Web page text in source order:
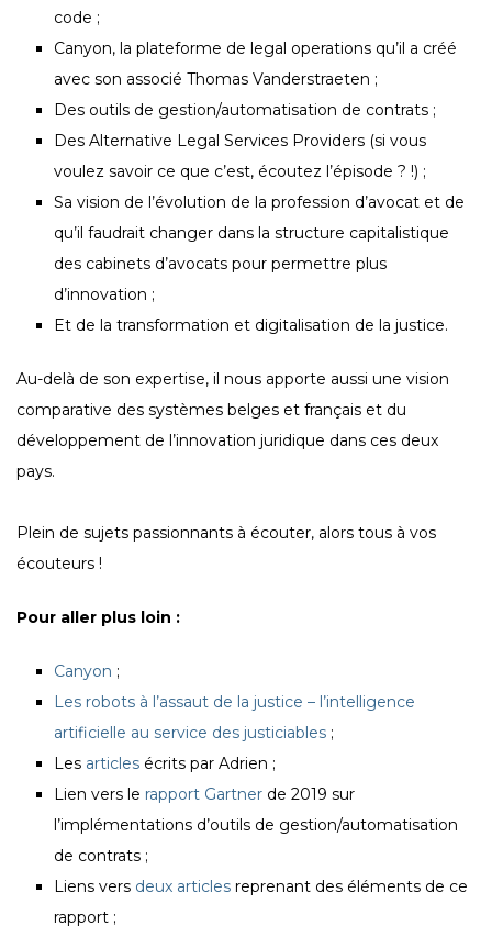
code ;
Canyon, la plateforme de legal operations qu’il a créé
avec son associé Thomas Vanderstraeten ;
Des outils de gestion/automatisation de contrats ;
Des Alternative Legal Services Providers (si vous
voulez savoir ce que c’est, écoutez l’épisode ? !) ;
Sa vision de l’évolution de la profession d’avocat et de
qu’il faudrait changer dans la structure capitalistique
des cabinets d’avocats pour permettre plus
d’innovation ;
Et de la transformation et digitalisation de la justice.
Au-delà de son expertise, il nous apporte aussi une vision
comparative des systèmes belges et français et du
développement de l’innovation juridique dans ces deux
pays.
Plein de sujets passionnants à écouter, alors tous à vos
écouteurs !
Pour aller plus loin :
Canyon ;
Les robots à l’assaut de la justice – l’intelligence
artificielle au service des justiciables ;
Les articlesécrits par Adrien ;
Lien vers le rapport Gartnerde 2019 sur
l’implémentations d’outils de gestion/automatisation
de contrats ;
Liens vers deux articlesreprenant des éléments de ce
rapport ;